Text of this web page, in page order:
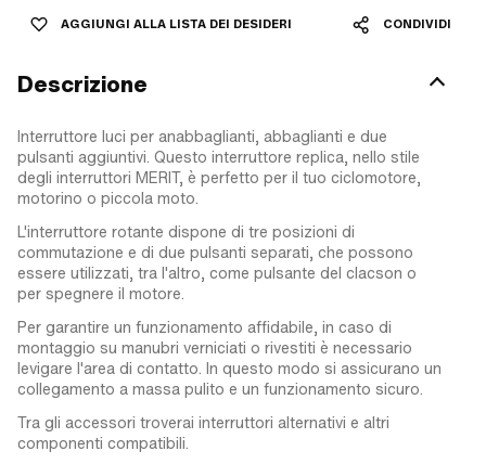
AGGIUNGI ALLA LISTA DEI DESIDERI CONDIVIDI
Descrizione
Interruttore luci per anabbaglianti, abbaglianti e due
pulsanti aggiuntivi. Questo interruttore replica, nello stile
degli interruttori MERIT, è perfetto per il tuo ciclomotore,
motorino o piccola moto.
L'interruttore rotante dispone di tre posizioni di
commutazione e di due pulsanti separati, che possono
essere utilizzati, tra l'altro, come pulsante del clacson o
per spegnere il motore.
Per garantire un funzionamento affidabile, in caso di
montaggio su manubri verniciati o rivestiti è necessario
levigare l'area di contatto. In questo modo si assicurano un
collegamento a massa pulito e un funzionamento sicuro.
Tra gli accessori troverai interruttori alternativi e altri
componenti compatibili.